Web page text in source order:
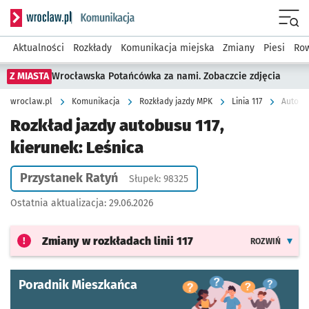
Serwis informacyjny wroclaw.pl podserwis: Komunikacja
Aktualności Rozkłady Komunikacja miejska Zmiany Piesi
Z MIASTA Wrocławska Potańcówka za nami. Zobaczcie zdjęcia
wroclaw.pl Komunikacja Rozkłady jazdy MPK Linia 117
Rozkład jazdy autobusu 117,
kierunek: Leśnica
Przystanek Ratyń Słupek: 98325
Ostatnia aktualizacja: 29.06.2026
Zmiany w rozkładach linii 117 ROZWIŃ
Poradnik Mieszkańca